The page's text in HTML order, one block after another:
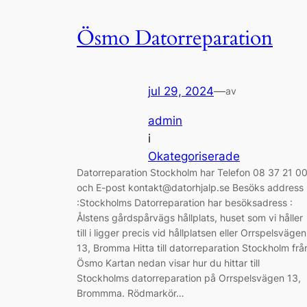
Ösmo Datorreparation
jul 29, 2024—av
admin
i
Okategoriserade
Datorreparation Stockholm har Telefon 08 37 21 00
och E-post kontakt@datorhjalp.se Besöks address
:Stockholms Datorreparation har besöksadress :
Ålstens gårdspårvägs hållplats, huset som vi håller
till i ligger precis vid hållplatsen eller Orrspelsvägen
13, Bromma Hitta till datorreparation Stockholm
Ösmo Kartan nedan visar hur du hittar till
Stockholms datorreparation på Orrspelsvägen 13,
Brommma. Rödmarkör…